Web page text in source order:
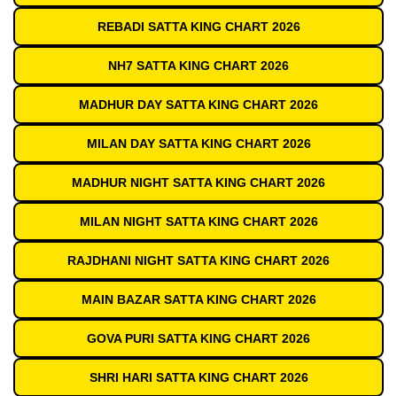
REBADI SATTA KING CHART 2026
NH7 SATTA KING CHART 2026
MADHUR DAY SATTA KING CHART 2026
MILAN DAY SATTA KING CHART 2026
MADHUR NIGHT SATTA KING CHART 2026
MILAN NIGHT SATTA KING CHART 2026
RAJDHANI NIGHT SATTA KING CHART 2026
MAIN BAZAR SATTA KING CHART 2026
GOVA PURI SATTA KING CHART 2026
SHRI HARI SATTA KING CHART 2026